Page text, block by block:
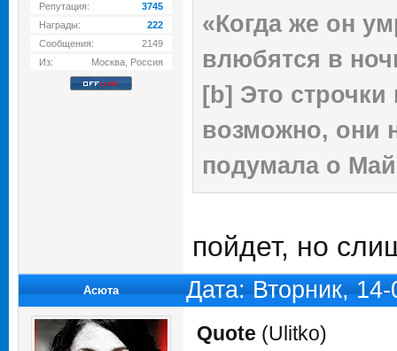
Репутация:
3745
Награды:
222
Сообщения:
2149
Из:
Москва, Россия
«Когда же он
влюбятся в
[b] Это
возможно, они
подумала о
пойдет, но
Асюта Дата: Вторник,
Quote (Ulitko)